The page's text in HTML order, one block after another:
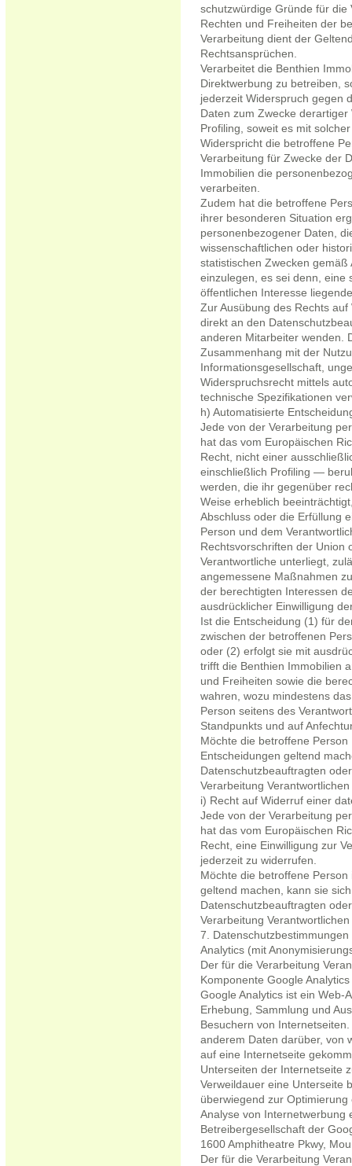
schutzwürdige Gründe für
Rechten und Freiheiten der
Verarbeitung dient der
Rechtsansprüchen.
Verarbeitet die Benthien
Direktwerbung zu betreiben,
jederzeit Widerspruch gegen
Daten zum Zwecke
Profiling, soweit es mit
Widerspricht die betroffene
Verarbeitung für Zwecke der
Immobilien die
verarbeiten.
Zudem hat die betroffene
ihrer besonderen Situation
personenbezogener Daten,
wissenschaftlichen oder
statistischen Zwecken
einzulegen, es sei denn, eine
öffentlichen Interesse
Zur Ausübung des Rechts
direkt an den
anderen Mitarbeiter wenden.
Zusammenhang mit der
Informationsgesellschaft,
Widerspruchsrecht mittels
technische Spezifikationen
h) Automatisierte
Jede von der Verarbeitung
hat das vom Europäischen
Recht, nicht einer
einschließlich Profiling —
werden, die ihr gegenüber
Weise erheblich
Abschluss oder die Erfüllung
Person und dem
Rechtsvorschriften der Union
Verantwortliche unterliegt,
angemessene Maßnahmen
der berechtigten Interessen
ausdrücklicher Einwilligung
Ist die Entscheidung (1) für
zwischen der betroffenen
oder (2) erfolgt sie mit
trifft die Benthien Immobilien
und Freiheiten sowie die
wahren, wozu mindestens
Person seitens des
Standpunkts und auf
Möchte die betroffene
Entscheidungen geltend
Datenschutzbeauftragten
Verarbeitung
i) Recht auf Widerruf einer
Jede von der Verarbeitung
hat das vom Europäischen
Recht, eine Einwilligung zur
jederzeit zu widerrufen.
Möchte die betroffene
geltend machen, kann sie
Datenschutzbeauftragten
Verarbeitung
7.
Analytics (mit
Der für die Verarbeitung
Komponente Google
Google Analytics ist ein Web-
Erhebung, Sammlung und
Besuchern von
anderem Daten darüber, von
auf eine Internetseite
Unterseiten der Internetseite
Verweildauer eine Unterseite
überwiegend zur
Analyse von Internetwerbung
Betreibergesellschaft der
1600 Amphitheatre Pkwy,
Der für die Verarbeitung